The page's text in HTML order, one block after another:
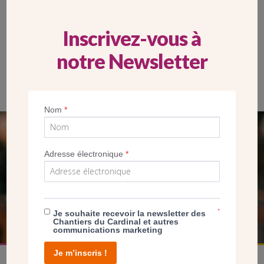
SEUL VOTRE DON
NOUS PERMET D’AGIR
FAIRE UN DON
Inscrivez-vous à
notre Newsletter
Nom*
Adresse électronique*
Je souhaite recevoir la newsletter des
Chantiers du Cardinal et autres
communications marketing
*
Je m’inscris !